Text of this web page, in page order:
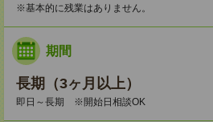
※基本的に残業はありません。
期間
長期（3ヶ月以上）
即日～長期 ※開始日相談OK